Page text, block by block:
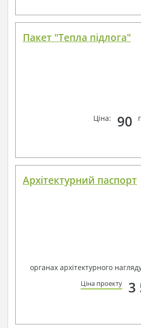
Пакет "Тепла підлога"
Ціна: 90
Архітектурний паспорт
органах архітектурного
Ціна проекту 3